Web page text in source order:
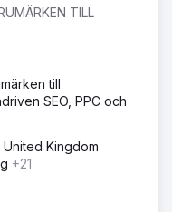
TILL
till
SEO, PPC och
Kingdom
+21